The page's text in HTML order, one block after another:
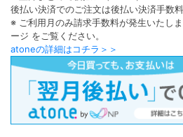
後払い決済でのご注文は後払い決済手数
※ ご利用月のみ請求手数料が発生いたし
ージ をご覧ください。
atoneの詳細はコチラ＞＞